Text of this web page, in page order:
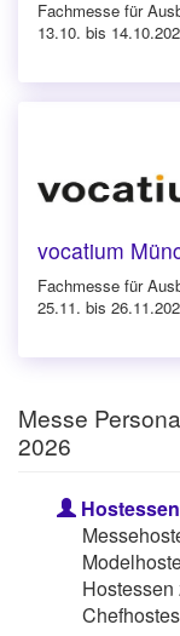
Fachmesse für
13.10. bis
vocatium
Fachmesse für
25.11. bis
Messe
2026